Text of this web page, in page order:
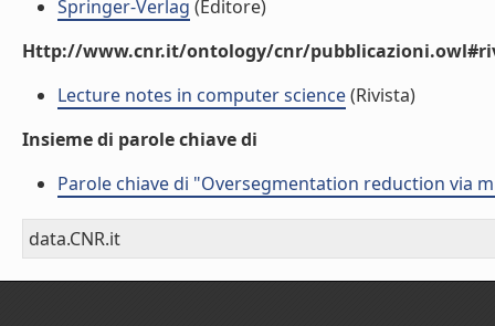
Springer-Verlag (Editore)
Http://www.cnr.it/ontology/cnr/
Lecture notes in computer science(Rivista)
Insieme di parole chiave di
Parole chiave di "Oversegmentation reduction via
data.CNR.it